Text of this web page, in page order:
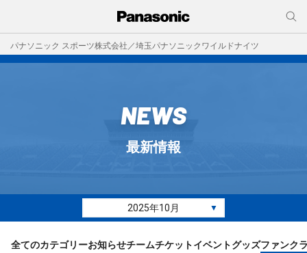
パナソニック スポーツ株式会社／埼玉パナソニックワイルドナイツ
NEWS
最新情報
2025年10月 ▼
全てのカテゴリーお知らせチームチケットイベントグッズファンク